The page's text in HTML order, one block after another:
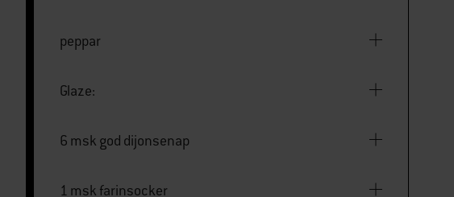
peppar
Glaze:
6 msk god dijonsenap
1 msk farinsocker